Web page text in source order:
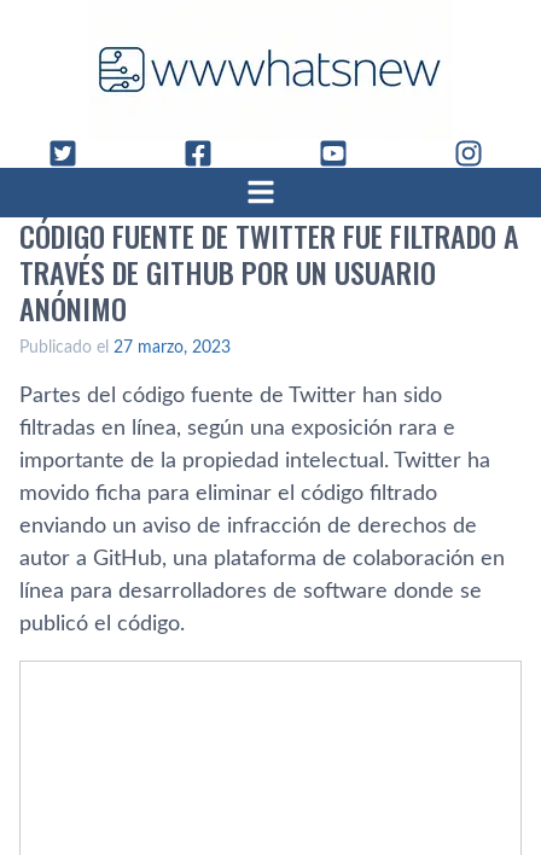
CÓDIGO FUENTE DE TWITTER FUE FILTRADO A
TRAVÉS DE GITHUB POR UN USUARIO
ANÓNIMO
Publicado el 27 marzo, 2023
Partes del código fuente de Twitter han sido
filtradas en línea, según una exposición rara e
importante de la propiedad intelectual. Twitter ha
movido ficha para eliminar el código filtrado
enviando un aviso de infracción de derechos de
autor a GitHub, una plataforma de colaboración en
línea para desarrolladores de software donde se
publicó el código.